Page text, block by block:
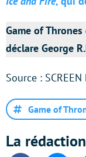
Game of
déclare George
Source : SCREEN
Game of
La